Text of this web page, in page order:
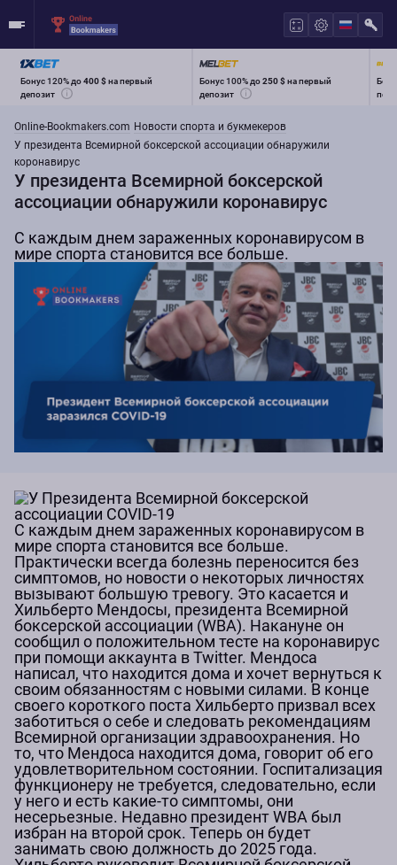
Бонус 120% до400 $на первый
депозит
Бонус 100% до250 $на первый
депозит
Online-Bookmakers.com Новости спорта и букмекеров
У президента Всемирной боксерской ассоциации обнаружили
коронавирус
У президента Всемирной боксерской
ассоциации обнаружили коронавирус
С каждым днем зараженных коронавирусом в
мире спорта становится все больше.
С каждым днем зараженных коронавирусом в
мире спорта становится все больше.
Практически всегда болезнь переносится без
симптомов, но новости о некоторых личностях
вызывают большую тревогу. Это касается и
Хильберто Мендосы, президента Всемирной
боксерской ассоциации (WBA). Накануне он
сообщил о положительном тесте на коронавирус
при помощи аккаунта в Twitter. Мендоса
написал, что находится дома и хочет вернуться к
своим обязанностям с новыми силами. В конце
своего короткого поста Хильберто призвал всех
заботиться о себе и следовать рекомендациям
Всемирной организации здравоохранения. Но
то, что Мендоса находится дома, говорит об его
удовлетворительном состоянии. Госпитализация
функционеру не требуется, следовательно, если
у него и есть какие-то симптомы, они
несерьезные. Недавно президент WBA был
избран на второй срок. Теперь он будет
занимать свою должность до 2025 года.